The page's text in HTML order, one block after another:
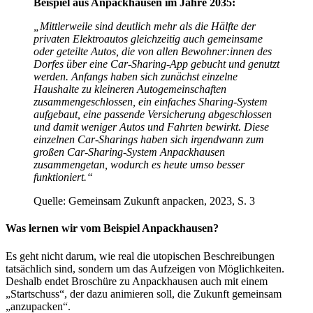
Beispiel aus Anpackhausen im Jahre 2035:
„Mittlerweile sind deutlich mehr als die Hälfte der
privaten Elektroautos gleichzeitig auch gemeinsame
oder geteilte Autos, die von allen Bewohner:innen des
Dorfes über eine Car-Sharing-App gebucht und genutzt
werden. Anfangs haben sich zunächst einzelne
Haushalte zu kleineren Autogemeinschaften
zusammengeschlossen, ein einfaches Sharing-System
aufgebaut, eine passende Versicherung abgeschlossen
und damit weniger Autos und Fahrten bewirkt. Diese
einzelnen Car-Sharings haben sich irgendwann zum
großen Car-Sharing-System Anpackhausen
zusammengetan, wodurch es heute umso besser
funktioniert.“
Quelle: Gemeinsam Zukunft anpacken, 2023, S. 3
Was lernen wir vom Beispiel Anpackhausen?
Es geht nicht darum, wie real die utopischen Beschreibungen
tatsächlich sind, sondern um das Aufzeigen von Möglichkeiten.
Deshalb endet Broschüre zu Anpackhausen auch mit einem
„Startschuss“, der dazu animieren soll, die Zukunft gemeinsam
„anzupacken“.